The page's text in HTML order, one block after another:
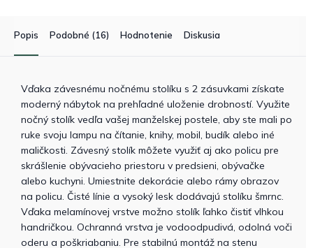
Popis Podobné (16) Hodnotenie Diskusia
Vďaka závesnému nočnému stolíku s 2 zásuvkami získate
moderný nábytok na prehľadné uloženie drobností. Využite
nočný stolík vedľa vašej manželskej postele, aby ste mali po
ruke svoju lampu na čítanie, knihy, mobil, budík alebo iné
maličkosti. Závesný stolík môžete využiť aj ako policu pre
skrášlenie obývacieho priestoru v predsieni, obývačke
alebo kuchyni. Umiestnite dekorácie alebo rámy obrazov
na policu. Čisté línie a vysoký lesk dodávajú stolíku šmrnc.
Vďaka melamínovej vrstve možno stolík ľahko čistiť vlhkou
handričkou. Ochranná vrstva je vodoodpudivá, odolná voči
oderu a poškriabaniu. Pre stabilnú montáž na stenu